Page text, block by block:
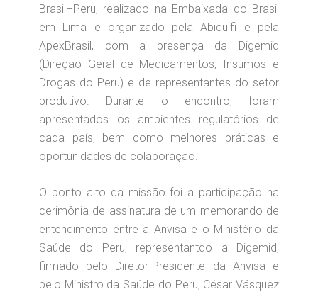
Brasil–Peru, realizado na Embaixada do Brasil
em Lima e organizado pela Abiquifi e pela
ApexBrasil, com a presença da Digemid
(Direção Geral de Medicamentos, Insumos e
Drogas do Peru) e de representantes do setor
produtivo. Durante o encontro, foram
apresentados os ambientes regulatórios de
cada país, bem como melhores práticas e
oportunidades de colaboração.
O ponto alto da missão foi a participação na
cerimônia de assinatura de um memorando de
entendimento entre a Anvisa e o Ministério da
Saúde do Peru, representantdo a Digemid,
firmado pelo Diretor-Presidente da Anvisa e
pelo Ministro da Saúde do Peru, César Vásquez